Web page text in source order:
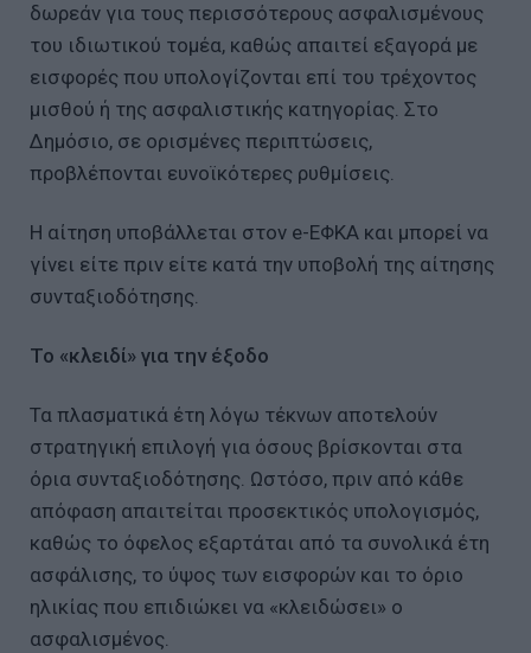
δωρεάν για τους περισσότερους ασφαλισμένους
του ιδιωτικού τομέα, καθώς απαιτεί εξαγορά με
εισφορές που υπολογίζονται επί του τρέχοντος
μισθού ή της ασφαλιστικής κατηγορίας. Στο
Δημόσιο, σε ορισμένες περιπτώσεις,
προβλέπονται ευνοϊκότερες ρυθμίσεις.
Η αίτηση υποβάλλεται στον e-ΕΦΚΑ και μπορεί να
γίνει είτε πριν είτε κατά την υποβολή της αίτησης
συνταξιοδότησης.
Το «κλειδί» για την έξοδο
Τα πλασματικά έτη λόγω τέκνων αποτελούν
στρατηγική επιλογή για όσους βρίσκονται στα
όρια συνταξιοδότησης. Ωστόσο, πριν από κάθε
απόφαση απαιτείται προσεκτικός υπολογισμός,
καθώς το όφελος εξαρτάται από τα συνολικά έτη
ασφάλισης, το ύψος των εισφορών και το όριο
ηλικίας που επιδιώκει να «κλειδώσει» ο
ασφαλισμένος.